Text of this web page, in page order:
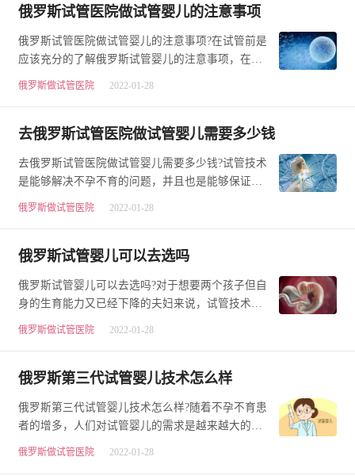
俄罗斯试管医院做试管婴儿的注意事项
俄罗斯试管医院做试管婴儿的注意事项?在试管前是
应该充分的了解俄罗斯试管婴儿的注意事项，在试
管期间才是会更加的顺利。去俄罗斯做试管婴儿的
俄罗斯做试管医院 2022-01-28
去俄罗斯试管医院做试管婴儿需要多少钱
去俄罗斯试管医院做试管婴儿需要多少钱?试管技术
是能够解决不孕不育的问题，并且也是能够保证优
生优育。所以现在不仅是不孕不育的家庭迫于无奈
俄罗斯做试管医院 2022-01-28
俄罗斯试管婴儿可以去选吗
俄罗斯试管婴儿可以去选吗?对于想要两个孩子但自
身的生育能力又已经下降的夫妇来说，试管技术就
是一个帮助他们的最好的方法。不过有些夫妇是会
俄罗斯做试管医院 2022-01-28
俄罗斯第三代试管婴儿技术怎么样
俄罗斯第三代试管婴儿技术怎么样?随着不孕不育患
者的增多，人们对试管婴儿的需求是越来越大的。
选择俄罗斯的试管婴儿技术也已经发展到了第三
俄罗斯做试管医院 2022-01-28